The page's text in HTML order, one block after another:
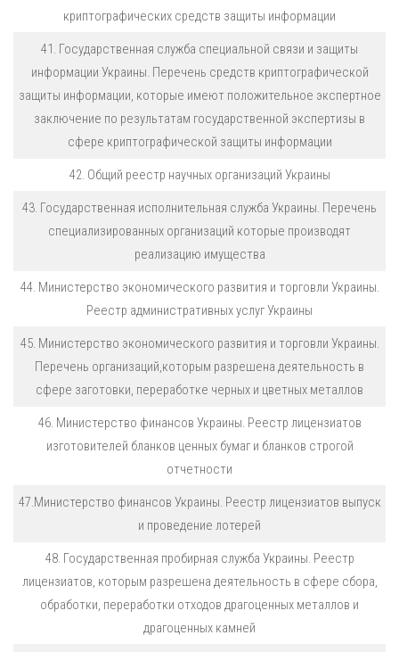
криптографических средств защиты информации
41. Государственная служба специальной связи и защиты
информации Украины. Перечень средств криптографической
защиты информации, которые имеют положительное экспертное
заключение по результатам государственной экспертизы в
сфере криптографической защиты информации
42. Общий реестр научных организаций Украины
43. Государственная исполнительная служба Украины. Перечень
специализированных организаций которые производят
реализацию имущества
44. Министерство экономического развития и торговли Украины.
Реестр административных услуг Украины
45. Министерство экономического развития и торговли Украины.
Перечень организаций,которым разрешена деятельность в
сфере заготовки, переработке черных и цветных металлов
46. Министерство финансов Украины. Реестр лицензиатов
изготовителей бланков ценных бумаг и бланков строгой
отчетности
47.Министерство финансов Украины. Реестр лицензиатов выпуск
и проведение лотерей
48. Государственная пробирная служба Украины. Реестр
лицензиатов, которым разрешена деятельность в сфере сбора,
обработки, переработки отходов драгоценных металлов и
драгоценных камней